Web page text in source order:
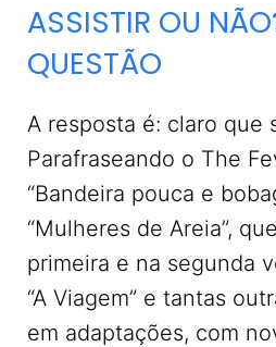
ASSISTIR OU
QUESTÃO
A resposta é: claro que
Parafraseando o The
“Bandeira pouca e
“Mulheres de Areia”,
primeira e na segunda
“A Viagem” e tantas
em adaptações, com